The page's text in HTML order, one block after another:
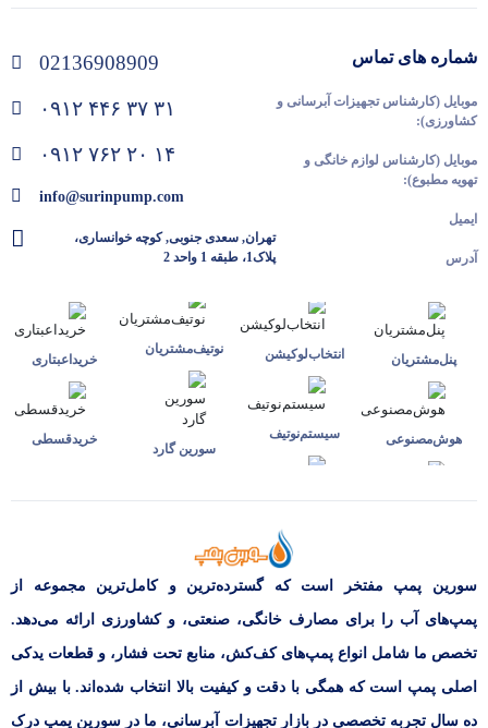
شماره های تماس
موبایل (کارشناس تجهیزات آبرسانی و
کشاورزی):
موبایل (کارشناس لوازم خانگی و
تهویه مطبوع):
ایمیل
آدرس
02136908909
۰۹۱۲ ۴۴۶ ۳۷ ۳۱
۰۹۱۲ ۷۶۲ ۲۰ ۱۴
info@surinpump.com
تهران, سعدی جنوبی, کوچه خوانساری،
پلاک1، طبقه 1 واحد 2
پنل‌مشتریان
هوش‌مصنوعی
انتخاب‌لوکیشن
سیستم‌نوتیف
نوتیف‌مشتریان
سورین گارد
خرید‌اعبتاری
خرید‌قسطی
سورین پمپ مفتخر است که گسترده‌ترین و کامل‌ترین مجموعه از
پمپ‌های آب را برای مصارف خانگی، صنعتی، و کشاورزی ارائه می‌دهد.
تخصص ما شامل انواع پمپ‌های کف‌کش، منابع تحت فشار، و قطعات یدکی
اصلی پمپ است که همگی با دقت و کیفیت بالا انتخاب شده‌اند. با بیش از
ده سال تجربه تخصصی در بازار تجهیزات آبرسانی، ما در سورین پمپ درک